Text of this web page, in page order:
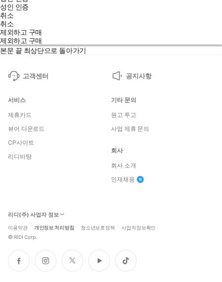
성인 인증
취소
취소
제외하고 구매
제외하고 구매
본문 끝 최상단으로 돌아가기
고객센터 공지사항
서비스
제휴카드
뷰어 다운로드
CP사이트
리디바탕
기타 문의
원고 투고
사업 제휴 문의
회사
회사 소개
인재채용
리디(주) 사업자 정보
이용약관 개인정보 처리방침 청소년보호정책 사업자정보확인
© RIDI Corp.
페
이
인
스
트
위
유
튜
틱
톡